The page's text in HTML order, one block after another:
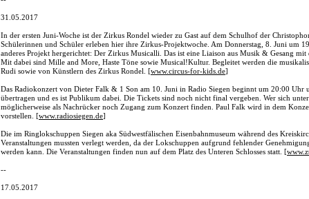
31.05.2017
In der ersten Juni-Woche ist der Zirkus Rondel wieder zu Gast auf dem Schulhof der
Schülerinnen und Schüler erleben hier ihre Zirkus-Projektwoche. Am Donnerstag, 8. Juni um
anderes Projekt hergerichtet: Der Zirkus Musicalli. Das ist eine Liaison aus Musik & Gesang
Mit dabei sind Mille and More, Haste Töne sowie Musical!Kultur. Begleitet werden die
Rudi sowie von Künstlern des Zirkus Rondel. [www.circus-for-kids.de]
Das Radiokonzert von Dieter Falk & 1 Son am 10. Juni in Radio Siegen beginnt um 20:00 Uhr
übertragen und es ist Publikum dabei. Die Tickets sind noch nicht final vergeben. Wer sich
möglicherweise als Nachrücker noch Zugang zum Konzert finden. Paul Falk wird in dem
vorstellen. [www.radiosiegen.de]
Die im Ringlokschuppen Siegen aka Südwestfälischen Eisenbahnmuseum während des
Veranstaltungen mussten verlegt werden, da der Lokschuppen aufgrund fehlender
werden kann. Die Veranstaltungen finden nun auf dem Platz des Unteren Schlosses statt. [
--
17.05.2017